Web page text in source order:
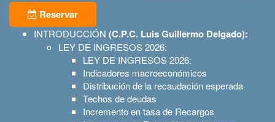
Reservar
INTRODUCCIÓN (C.P.C. Luis Guillermo Delgado):
LEY DE INGRESOS 2026:
LEY DE INGRESOS 2026:
Indicadores macroeconómicos
Distribución de la recaudación esperada
Techos de deudas
Incremento en tasa de Recargos